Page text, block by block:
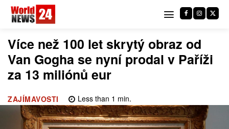
Více než 100 let skrytý obraz od
Van Gogha se nyní prodal v Paříži
za 13 miliónů eur
ZAJÍMAVOSTI Less than 1 min.